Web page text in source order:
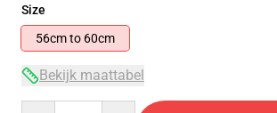
Size
56cm to 60cm
Bekijk maattabel